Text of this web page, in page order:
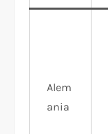
Alem
ania